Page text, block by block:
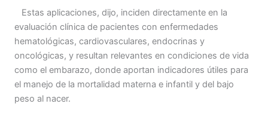
Estas aplicaciones, dijo, inciden directamente en la
evaluación clínica de pacientes con enfermedades
hematológicas, cardiovasculares, endocrinas y
oncológicas, y resultan relevantes en condiciones de vida
como el embarazo, donde aportan indicadores útiles para
el manejo de la mortalidad materna e infantil y del bajo
peso al nacer.